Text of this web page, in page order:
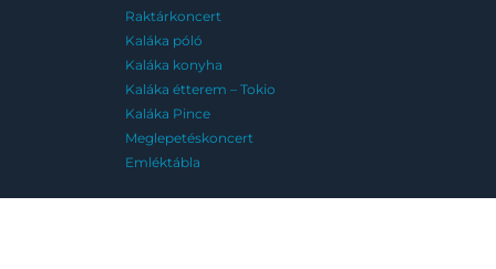
Raktárkoncert
Kaláka póló
Kaláka konyha
Kaláka étterem – Tokio
Kaláka Pince
Meglepetéskoncert
Emléktábla